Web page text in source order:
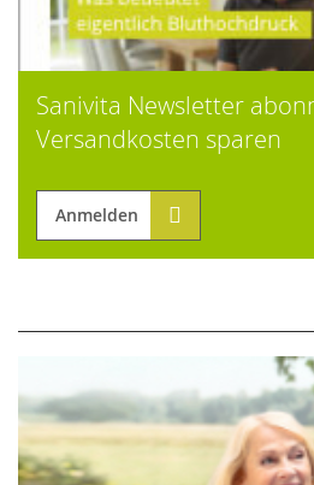
Sanivita Newsletter
Versandkosten sparen
Anmelden